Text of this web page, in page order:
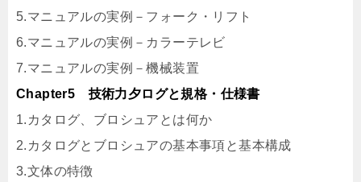
5.マニュアルの実例－フォーク・リフト
6.マニュアルの実例－カラーテレビ
7.マニュアルの実例－機械装置
Chapter5 技術力夕ログと規格・仕様書
1.カタログ、ブロシュアとは何か
2.カタログとブロシュアの基本事項と基本構成
3.文体の特徴